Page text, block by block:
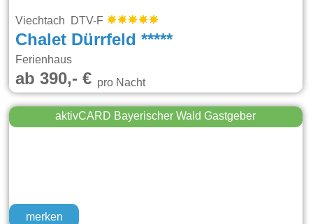
Viechtach DTV-F
Chalet Dürrfeld *****
Ferienhaus
ab 390,- €pro Nacht
merken
aktivCARD Bayerischer Wald Gastgeber